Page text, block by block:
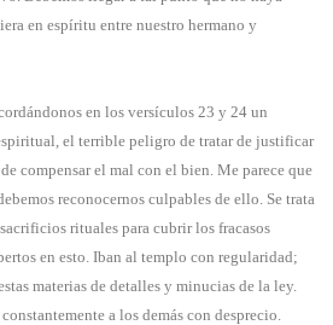
en espíritu entre nuestro hermano y
en los versículos 23 y 24 un
el terrible peligro de tratar de justificar
compensar el mal con el bien. Me parece que
reconocernos culpables de ello. Se trata
rituales para cubrir los fracasos
en esto. Iban al templo con regularidad;
materias de detalles y minucias de la ley.
a los demás con desprecio.